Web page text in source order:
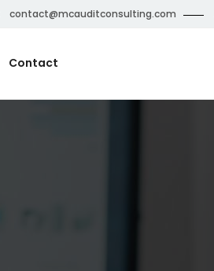
contact@mcauditconsulting.com
Contact